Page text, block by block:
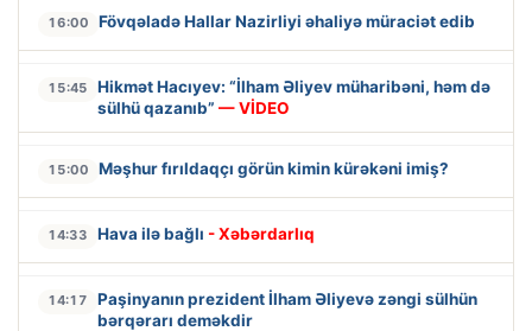
16:00 Fövqəladə Hallar Nazirliyi əhaliyə müraciət edib
15:45
Hikmət Hacıyev: “İlham Əliyev müharibəni, həm də
sülhü qazanıb” — VİDEO
15:00 Məşhur fırıldaqçı görün kimin kürəkəni imiş?
14:33 Hava ilə bağlı - Xəbərdarlıq
14:17
Paşinyanın prezident İlham Əliyevə zəngi sülhün
bərqərarı deməkdir